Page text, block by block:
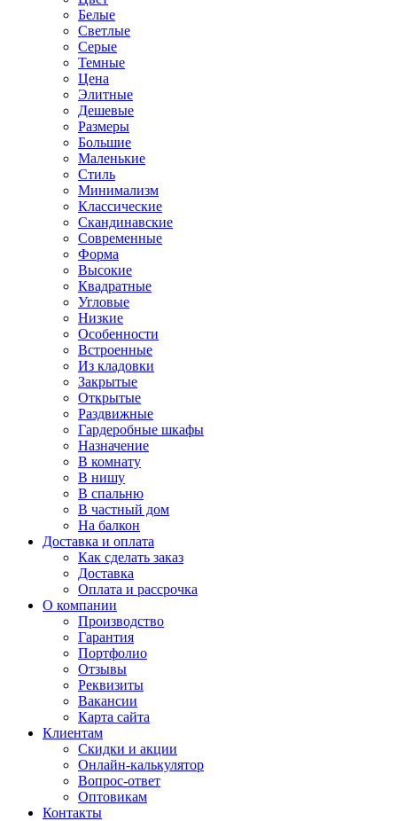
Белые
Светлые
Серые
Темные
Цена
Элитные
Дешевые
Размеры
Большие
Маленькие
Стиль
Минимализм
Классические
Скандинавские
Современные
Форма
Высокие
Квадратные
Угловые
Низкие
Особенности
Встроенные
Из кладовки
Закрытые
Открытые
Раздвижные
Гардеробные шкафы
Назначение
В комнату
В нишу
В спальню
В частный дом
На балкон
Доставка и оплата
Как сделать заказ
Доставка
Оплата и рассрочка
О компании
Производство
Гарантия
Портфолио
Отзывы
Реквизиты
Вакансии
Карта сайта
Клиентам
Скидки и акции
Онлайн-калькулятор
Вопрос-ответ
Оптовикам
Контакты